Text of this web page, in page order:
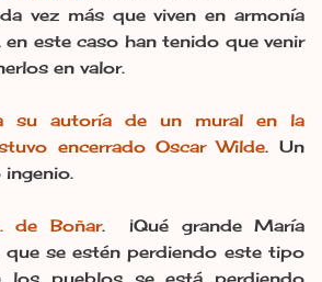
vez más que viven en armonía
en este caso han tenido que venir
en valor.
su autoría de un mural en la
encerrado Oscar Wilde. Un
de Boñar. ¡Qué grande María
que se estén perdiendo este tipo
los pueblos se está perdiendo